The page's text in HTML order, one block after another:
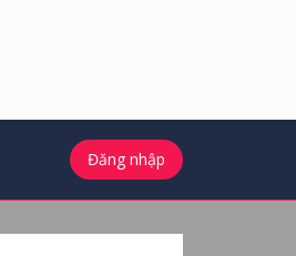
Đăng nhập